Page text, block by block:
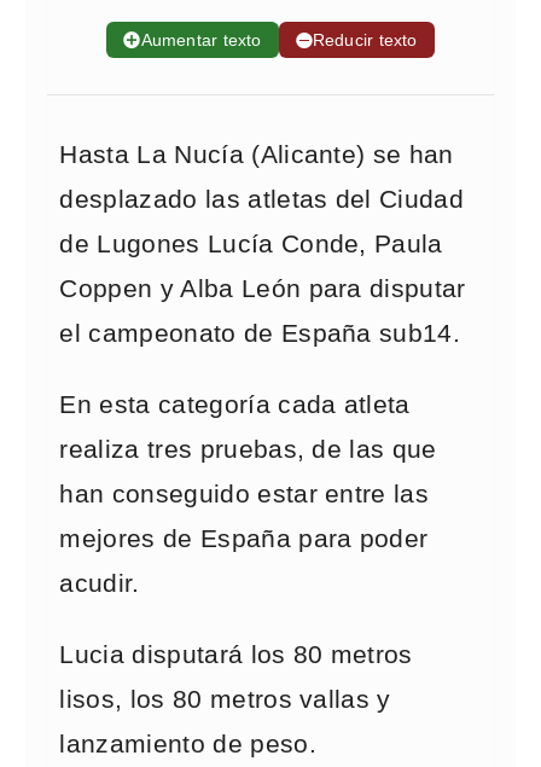
➕Aumentar texto ➖Reducir texto
Hasta La Nucía (Alicante) se han
desplazado las atletas del Ciudad
de Lugones Lucía Conde, Paula
Coppen y Alba León para disputar
el campeonato de España sub14.
En esta categoría cada atleta
realiza tres pruebas, de las que
han conseguido estar entre las
mejores de España para poder
acudir.
Lucia disputará los 80 metros
lisos, los 80 metros vallas y
lanzamiento de peso.